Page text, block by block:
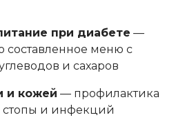
при диабете —
составленное меню с
и сахаров
и кожей — профилактика
стопы и инфекций